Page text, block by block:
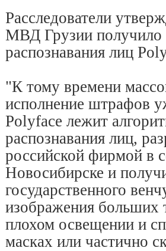
Расследователи
МВД Грузии
распознавания лиц
"К тому времени
исполнение штрафов
Polyface лежит
распознавания лиц,
российской фирмой в
Новосибирске и
государственного
изображения больших
плохом освещении и
масках или частично